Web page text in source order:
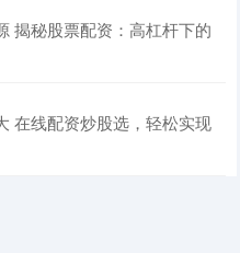
揭秘股票配资：高杠杆下的
在线配资炒股选，轻松实现